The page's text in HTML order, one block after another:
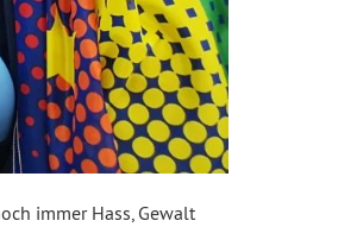
immer Hass, Gewalt